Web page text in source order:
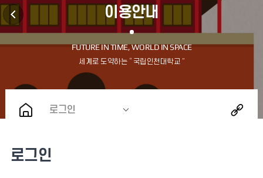
이용안내
로그인
로그인